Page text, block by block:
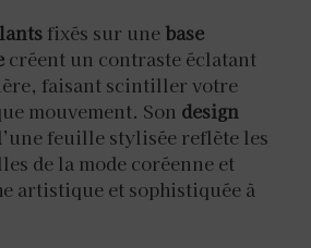
fixés sur unebase
créent un contraste éclatant
faisant scintiller votre
mouvement. Son design
feuille stylisée reflète les
de la mode coréenne et
artistique et sophistiquée à